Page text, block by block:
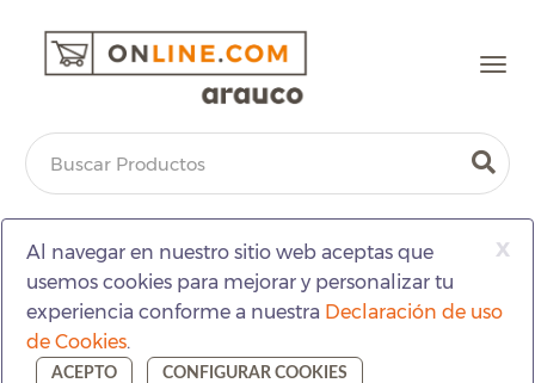
x
Al navegar en nuestro sitio web aceptas que
usemos cookies para mejorar y personalizar tu
experiencia conforme a nuestra Declaración de uso
de Cookies.
ACEPTO CONFIGURAR COOKIES